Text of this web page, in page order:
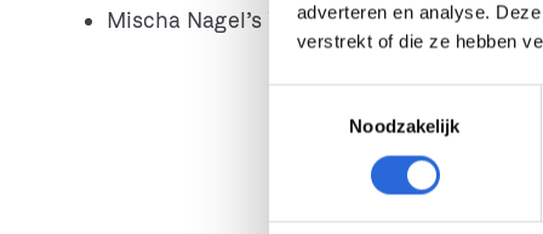
adverteren en analyse.
verstrekt of die ze hebben
Noodzakelijk
Mischa Nagel’s Voetzorg+